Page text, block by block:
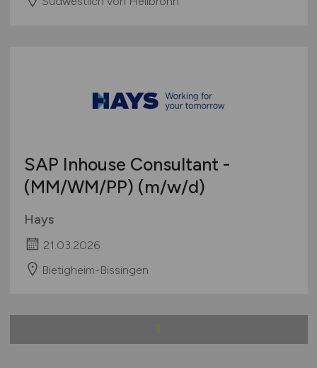
SAP Inhouse Consultant -
(MM/WM/PP) (m/w/d)
Hays
21.03.2026
Bietigheim-Bissingen
1